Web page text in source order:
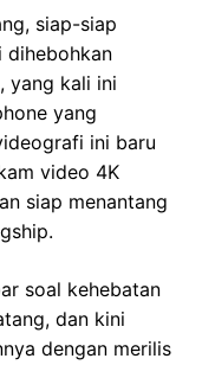
siap-siap
dihebohkan
yang kali ini
yang
ini baru
video 4K
siap menantang
soal kehebatan
dan kini
dengan merilis